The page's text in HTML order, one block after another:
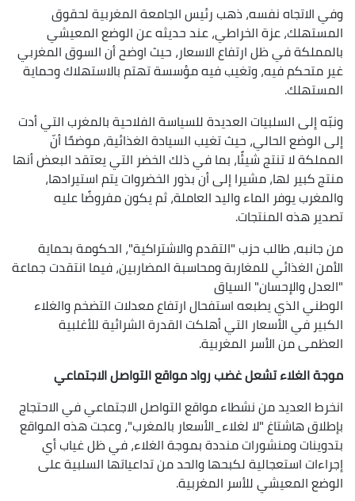
وفي الاتجاه نفسه، ذهب رئيس الجامعة المغربية لحقوق
المستهلك، عزة الخراطي، عند حديثه عن الوضع المعيشي
بالمملكة في ظل ارتفاع الاسعار، حيث اوضح أن السوق المغربي
غير متحكم فيه، وتغيب فيه مؤسسة تهتم بالاستهلاك وحماية
المستهلك.
ونبّه إلى السلبيات العديدة للسياسة الفلاحية بالمغرب التي أدت
إلى الوضع الحالي، حيث تغيب السيادة الغذائية، موضحًا أنّ
المملكة لا تنتج شيئًا، بما في ذلك الخضر التي يعتقد البعض أنها
منتج كبير لها، مشيرا إلى أن بذور الخضروات يتم استيرادها،
والمغرب يوفر الماء واليد العاملة، ثم يكون مفروضًا عليه
تصدير هذه المنتجات.
من جانبه، طالب حزب "التقدم والاشتراكية"، الحكومة بحماية
الأمن الغذائي للمغاربة ومحاسبة المضاربين، فيما انتقدت جماعة
"العدل والإحسان" السياق
الوطني الذي يطبعه استفحال ارتفاع معدلات التضخم والغلاء
الكبير في الأسعار التي أهلكت القدرة الشرائية للأغلبية
العظمى من الأسر المغربية.
موجة الغلاء تشعل غضب رواد مواقع التواصل الاجتماعي
انخرط العديد من نشطاء مواقع التواصل الاجتماعي في الاحتجاج
بإطلاق هاشتاغ "لا لغلاء_الأسعار بالمغرب"، وعجت هذه المواقع
بتدوينات ومنشورات منددة بموجة الغلاء، في ظل غياب أي
إجراءات استعجالية لكبحها والحد من تداعياتها السلبية على
الوضع المعيشي للأسر المغربية.